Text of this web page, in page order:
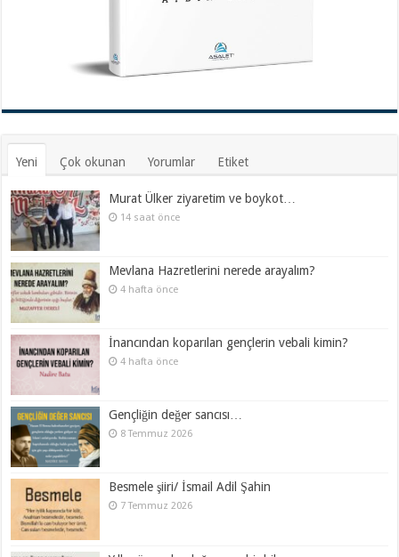
Yeni Çok okunan Yorumlar Etiket
Murat Ülker ziyaretim ve boykot…
14 saat önce
Mevlana Hazretlerini nerede arayalım?
4 hafta önce
İnancından koparılan gençlerin vebali kimin?
4 hafta önce
Gençliğin değer sancısı…
8 Temmuz 2026
Besmele şiiri/ İsmail Adil Şahin
7 Temmuz 2026